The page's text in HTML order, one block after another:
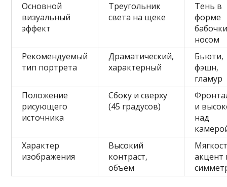
Основной
визуальный
эффект
Треугольник
света на щеке
Тень в
форме
носом
Рекомендуемый
тип портрета
Драматический‚
характерный
Бьюти‚
фэшн‚
гламур
Положение
рисующего
источника
Сбоку и сверху
(45 градусов)
и
над
Характер
изображения
Высокий
контраст‚
объем
акцент